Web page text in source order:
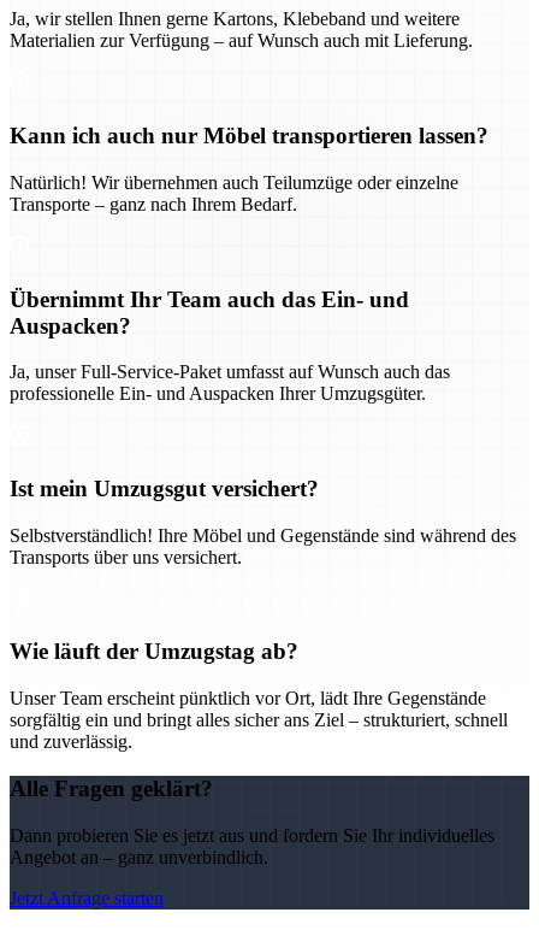
Ja, wir stellen Ihnen gerne Kartons, Klebeband und weitere
Materialien zur Verfügung – auf Wunsch auch mit Lieferung.
Kann ich auch nur Möbel transportieren lassen?
Natürlich! Wir übernehmen auch Teilumzüge oder einzelne
Transporte – ganz nach Ihrem Bedarf.
Übernimmt Ihr Team auch das Ein- und
Auspacken?
Ja, unser Full-Service-Paket umfasst auf Wunsch auch das
professionelle Ein- und Auspacken Ihrer Umzugsgüter.
Ist mein Umzugsgut versichert?
Selbstverständlich! Ihre Möbel und Gegenstände sind während des
Transports über uns versichert.
Wie läuft der Umzugstag ab?
Unser Team erscheint pünktlich vor Ort, lädt Ihre Gegenstände
sorgfältig ein und bringt alles sicher ans Ziel – strukturiert, schnell
und zuverlässig.
Alle Fragen geklärt?
Dann probieren Sie es jetzt aus und fordern Sie Ihr individuelles
Angebot an – ganz unverbindlich.
Jetzt Anfrage starten